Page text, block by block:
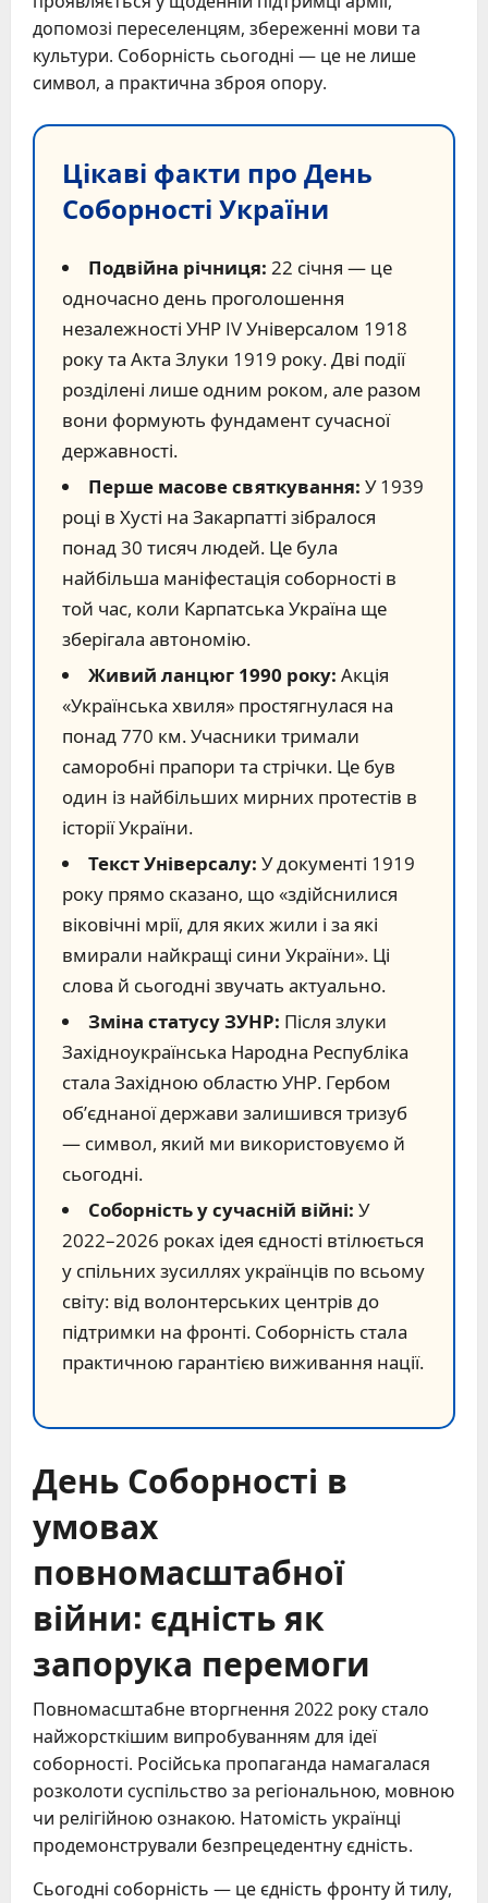
допомозі переселенцям, збереженні мови та
культури. Соборність сьогодні — це не лише
символ, а практична зброя опору.
Цікаві факти про День
Соборності України
Подвійна річниця: 22 січня — це
одночасно день проголошення
незалежності УНР IV Універсалом 1918
року та Акта Злуки 1919 року. Дві події
розділені лише одним роком, але разом
вони формують фундамент сучасної
державності.
Перше масове святкування: У 1939
році в Хусті на Закарпатті зібралося
понад 30 тисяч людей. Це була
найбільша маніфестація соборності в
той час, коли Карпатська Україна ще
зберігала автономію.
Живий ланцюг 1990 року: Акція
«Українська хвиля» простягнулася на
понад 770 км. Учасники тримали
саморобні прапори та стрічки. Це був
один із найбільших мирних протестів в
історії України.
Текст Універсалу: У документі 1919
року прямо сказано, що «здійснилися
віковічні мрії, для яких жили і за які
вмирали найкращі сини України». Ці
слова й сьогодні звучать актуально.
Зміна статусу ЗУНР: Після злуки
Західноукраїнська Народна Республіка
стала Західною областю УНР. Гербом
об’єднаної держави залишився тризуб
— символ, який ми використовуємо й
сьогодні.
Соборність у сучасній війні: У
2022–2026 роках ідея єдності втілюється
у спільних зусиллях українців по всьому
світу: від волонтерських центрів до
підтримки на фронті. Соборність стала
практичною гарантією виживання нації.
День Соборності в
умовах
повномасштабної
війни: єдність як
запорука перемоги
Повномасштабне вторгнення 2022 року стало
найжорсткішим випробуванням для ідеї
соборності. Російська пропаганда намагалася
розколоти суспільство за регіональною, мовною
чи релігійною ознакою. Натомість українці
продемонстрували безпрецедентну єдність.
Сьогодні соборність — це єдність фронту й тилу,